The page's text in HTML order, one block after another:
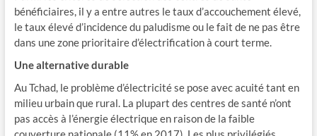
bénéficiaires, il y a entre autres le taux d’accouchement élevé,
le taux élevé d’incidence du paludisme ou le fait de ne pas être
dans une zone prioritaire d’électrification à court terme.
Une alternative durable
Au Tchad, le problème d’électricité se pose avec acuité tant en
milieu urbain que rural. La plupart des centres de santé n’ont
pas accès à l’énergie électrique en raison de la faible